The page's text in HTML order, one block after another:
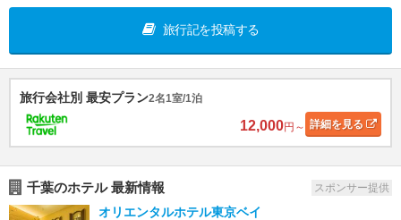
旅行記を投稿する
旅行会社別 最安プラン2名1室/1泊
12,000円～ 詳細を見る
千葉のホテル 最新情報 スポンサー提供
オリエンタルホテル東京ベイ